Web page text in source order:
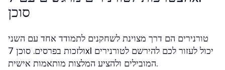
סוכן
טורנירים הם דרך מצוינת לשחקנים לתמודד אחד עם השני
ולזכות בפרסים. סוכן 7xl יכול לעזור לכם להירשם לטורנירים
המובילים ולהציע המלצות מותאמות אישית.